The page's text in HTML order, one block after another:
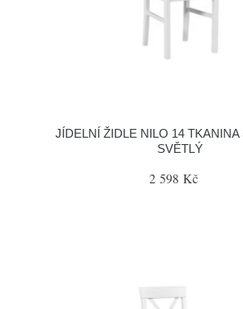
JÍDELNÍ ŽIDLE NILO 14 TKANINA
SVĚTLÝ
2 598 Kč